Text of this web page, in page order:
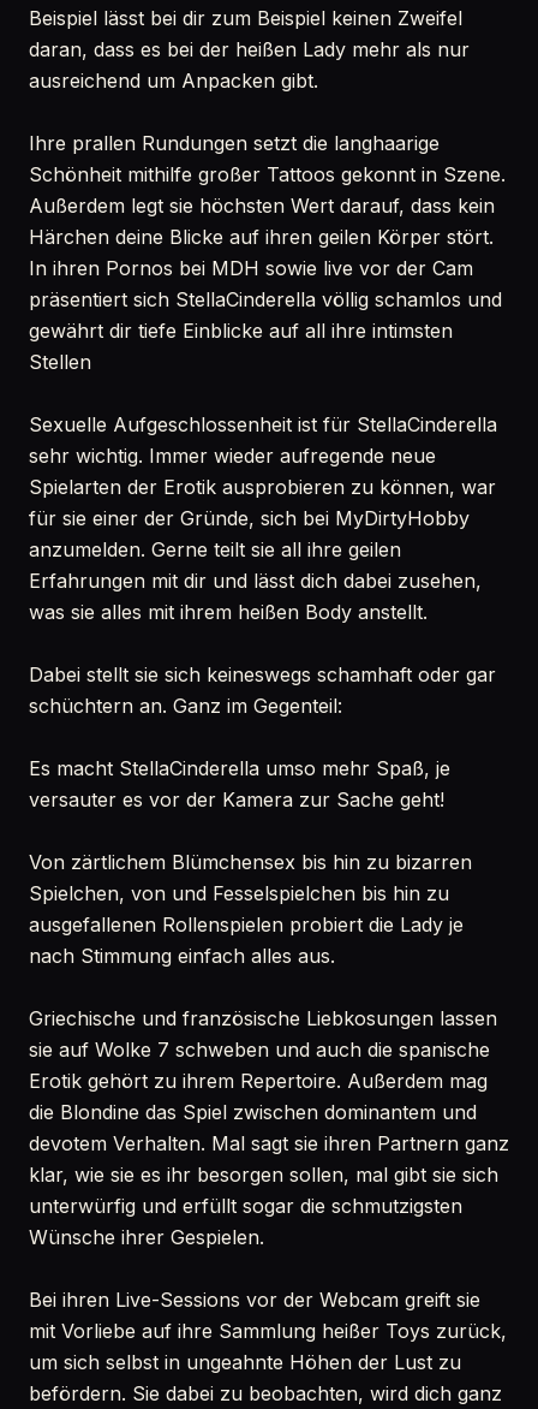
Beispiel lässt bei dir zum Beispiel keinen Zweifel
daran, dass es bei der heißen Lady mehr als nur
ausreichend um Anpacken gibt.
Ihre prallen Rundungen setzt die langhaarige
Schönheit mithilfe großer Tattoos gekonnt in Szene.
Außerdem legt sie höchsten Wert darauf, dass kein
Härchen deine Blicke auf ihren geilen Körper stört.
In ihren Pornos bei MDH sowie live vor der Cam
präsentiert sich StellaCinderella völlig schamlos und
gewährt dir tiefe Einblicke auf all ihre intimsten
Stellen
Sexuelle Aufgeschlossenheit ist für StellaCinderella
sehr wichtig. Immer wieder aufregende neue
Spielarten der Erotik ausprobieren zu können, war
für sie einer der Gründe, sich bei MyDirtyHobby
anzumelden. Gerne teilt sie all ihre geilen
Erfahrungen mit dir und lässt dich dabei zusehen,
was sie alles mit ihrem heißen Body anstellt.
Dabei stellt sie sich keineswegs schamhaft oder gar
schüchtern an. Ganz im Gegenteil:
Es macht StellaCinderella umso mehr Spaß, je
versauter es vor der Kamera zur Sache geht!
Von zärtlichem Blümchensex bis hin zu bizarren
Spielchen, von und Fesselspielchen bis hin zu
ausgefallenen Rollenspielen probiert die Lady je
nach Stimmung einfach alles aus.
Griechische und französische Liebkosungen lassen
sie auf Wolke 7 schweben und auch die spanische
Erotik gehört zu ihrem Repertoire. Außerdem mag
die Blondine das Spiel zwischen dominantem und
devotem Verhalten. Mal sagt sie ihren Partnern ganz
klar, wie sie es ihr besorgen sollen, mal gibt sie sich
unterwürfig und erfüllt sogar die schmutzigsten
Wünsche ihrer Gespielen.
Bei ihren Live-Sessions vor der Webcam greift sie
mit Vorliebe auf ihre Sammlung heißer Toys zurück,
um sich selbst in ungeahnte Höhen der Lust zu
befördern. Sie dabei zu beobachten, wird dich ganz